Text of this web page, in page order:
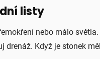
listy
nebo málo
Když je stonek